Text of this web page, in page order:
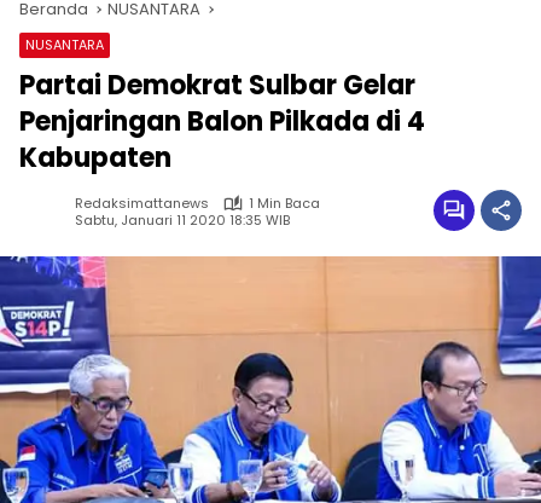
Beranda NUSANTARA
NUSANTARA
Partai Demokrat Sulbar Gelar
Penjaringan Balon Pilkada di 4
Kabupaten
Redaksimattanews
1 Min Baca
Sabtu, Januari 11 2020 18:35 WIB